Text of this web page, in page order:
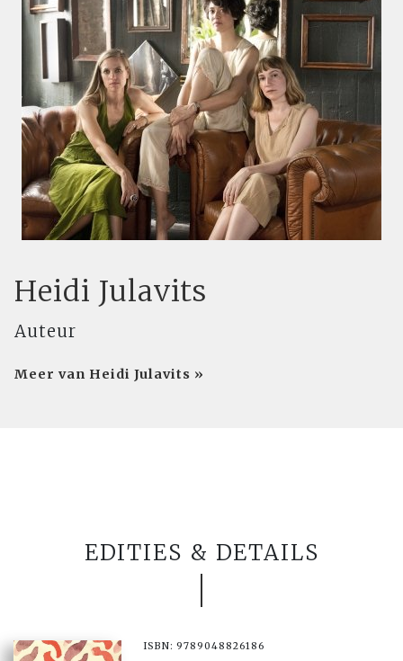
Heidi Julavits
Auteur
Meer van Heidi Julavits »
EDITIES & DETAILS
ISBN: 9789048826186